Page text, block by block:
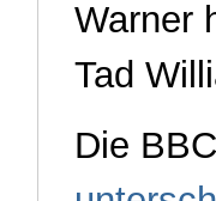
Warner
Tad
Die